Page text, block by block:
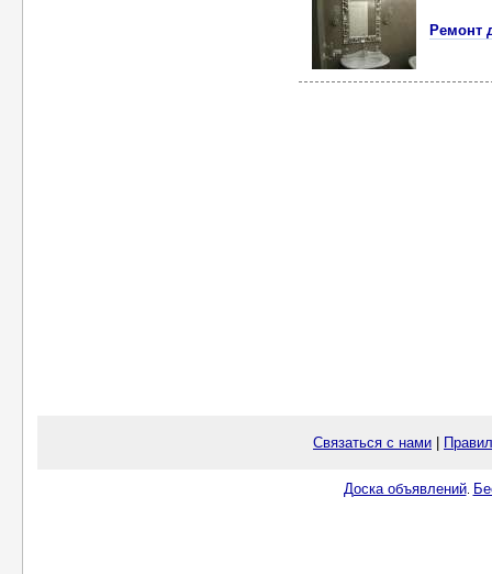
Ремонт
Связаться с нами
Доска объявлений.